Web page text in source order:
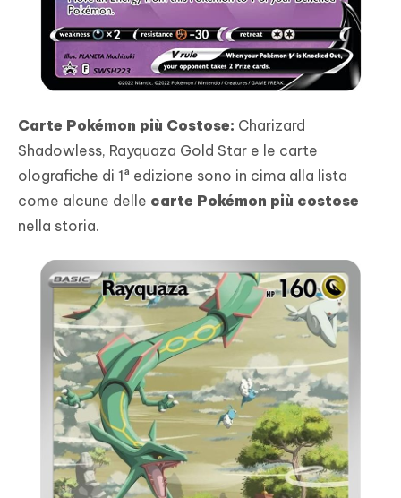
Carte Pokémon più Costose: Charizard
Shadowless, Rayquaza Gold Star e le carte
olografiche di 1ª edizione sono in cima alla lista
come alcune delle carte Pokémon più costose
nella storia.